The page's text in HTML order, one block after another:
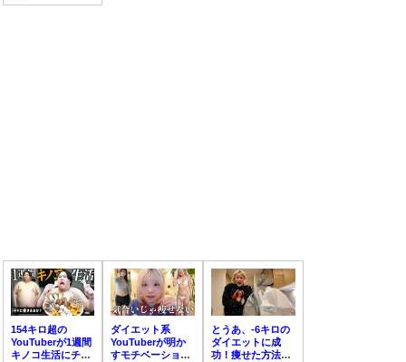
154キロ超の
YouTuberが1週間
キノコ生活にチャ
ダイエット系
YouTuberが明か
すモチベーション
とうあ、-6キロの
ダイエットに成
功！痩せた方法と